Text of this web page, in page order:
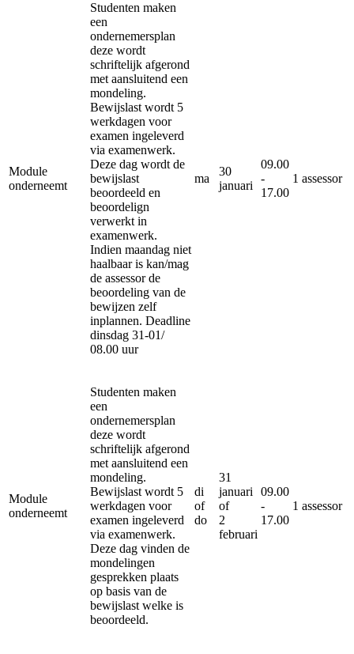
Module
onderneemt
Studenten maken
een
ondernemersplan
deze wordt
schriftelijk afgerond
met aansluitend een
mondeling.
Bewijslast wordt 5
werkdagen voor
examen ingeleverd
via examenwerk.
Deze dag wordt de
bewijslast
beoordeeld en
beoordelign
verwerkt in
examenwerk.
Indien maandag niet
haalbaar is kan/mag
de assessor de
beoordeling van de
bewijzen zelf
inplannen. Deadline
dinsdag 31-01/
08.00 uur
ma
30
januari
09.00
-
17.00
1 assessor
Module
onderneemt
Studenten maken
een
ondernemersplan
deze wordt
schriftelijk afgerond
met aansluitend een
mondeling.
Bewijslast wordt 5
werkdagen voor
examen ingeleverd
via examenwerk.
Deze dag vinden de
mondelingen
gesprekken plaats
op basis van de
bewijslast welke is
beoordeeld.
di
of
do
31
januari
of
2
februari
09.00
-
17.00
1 assessor